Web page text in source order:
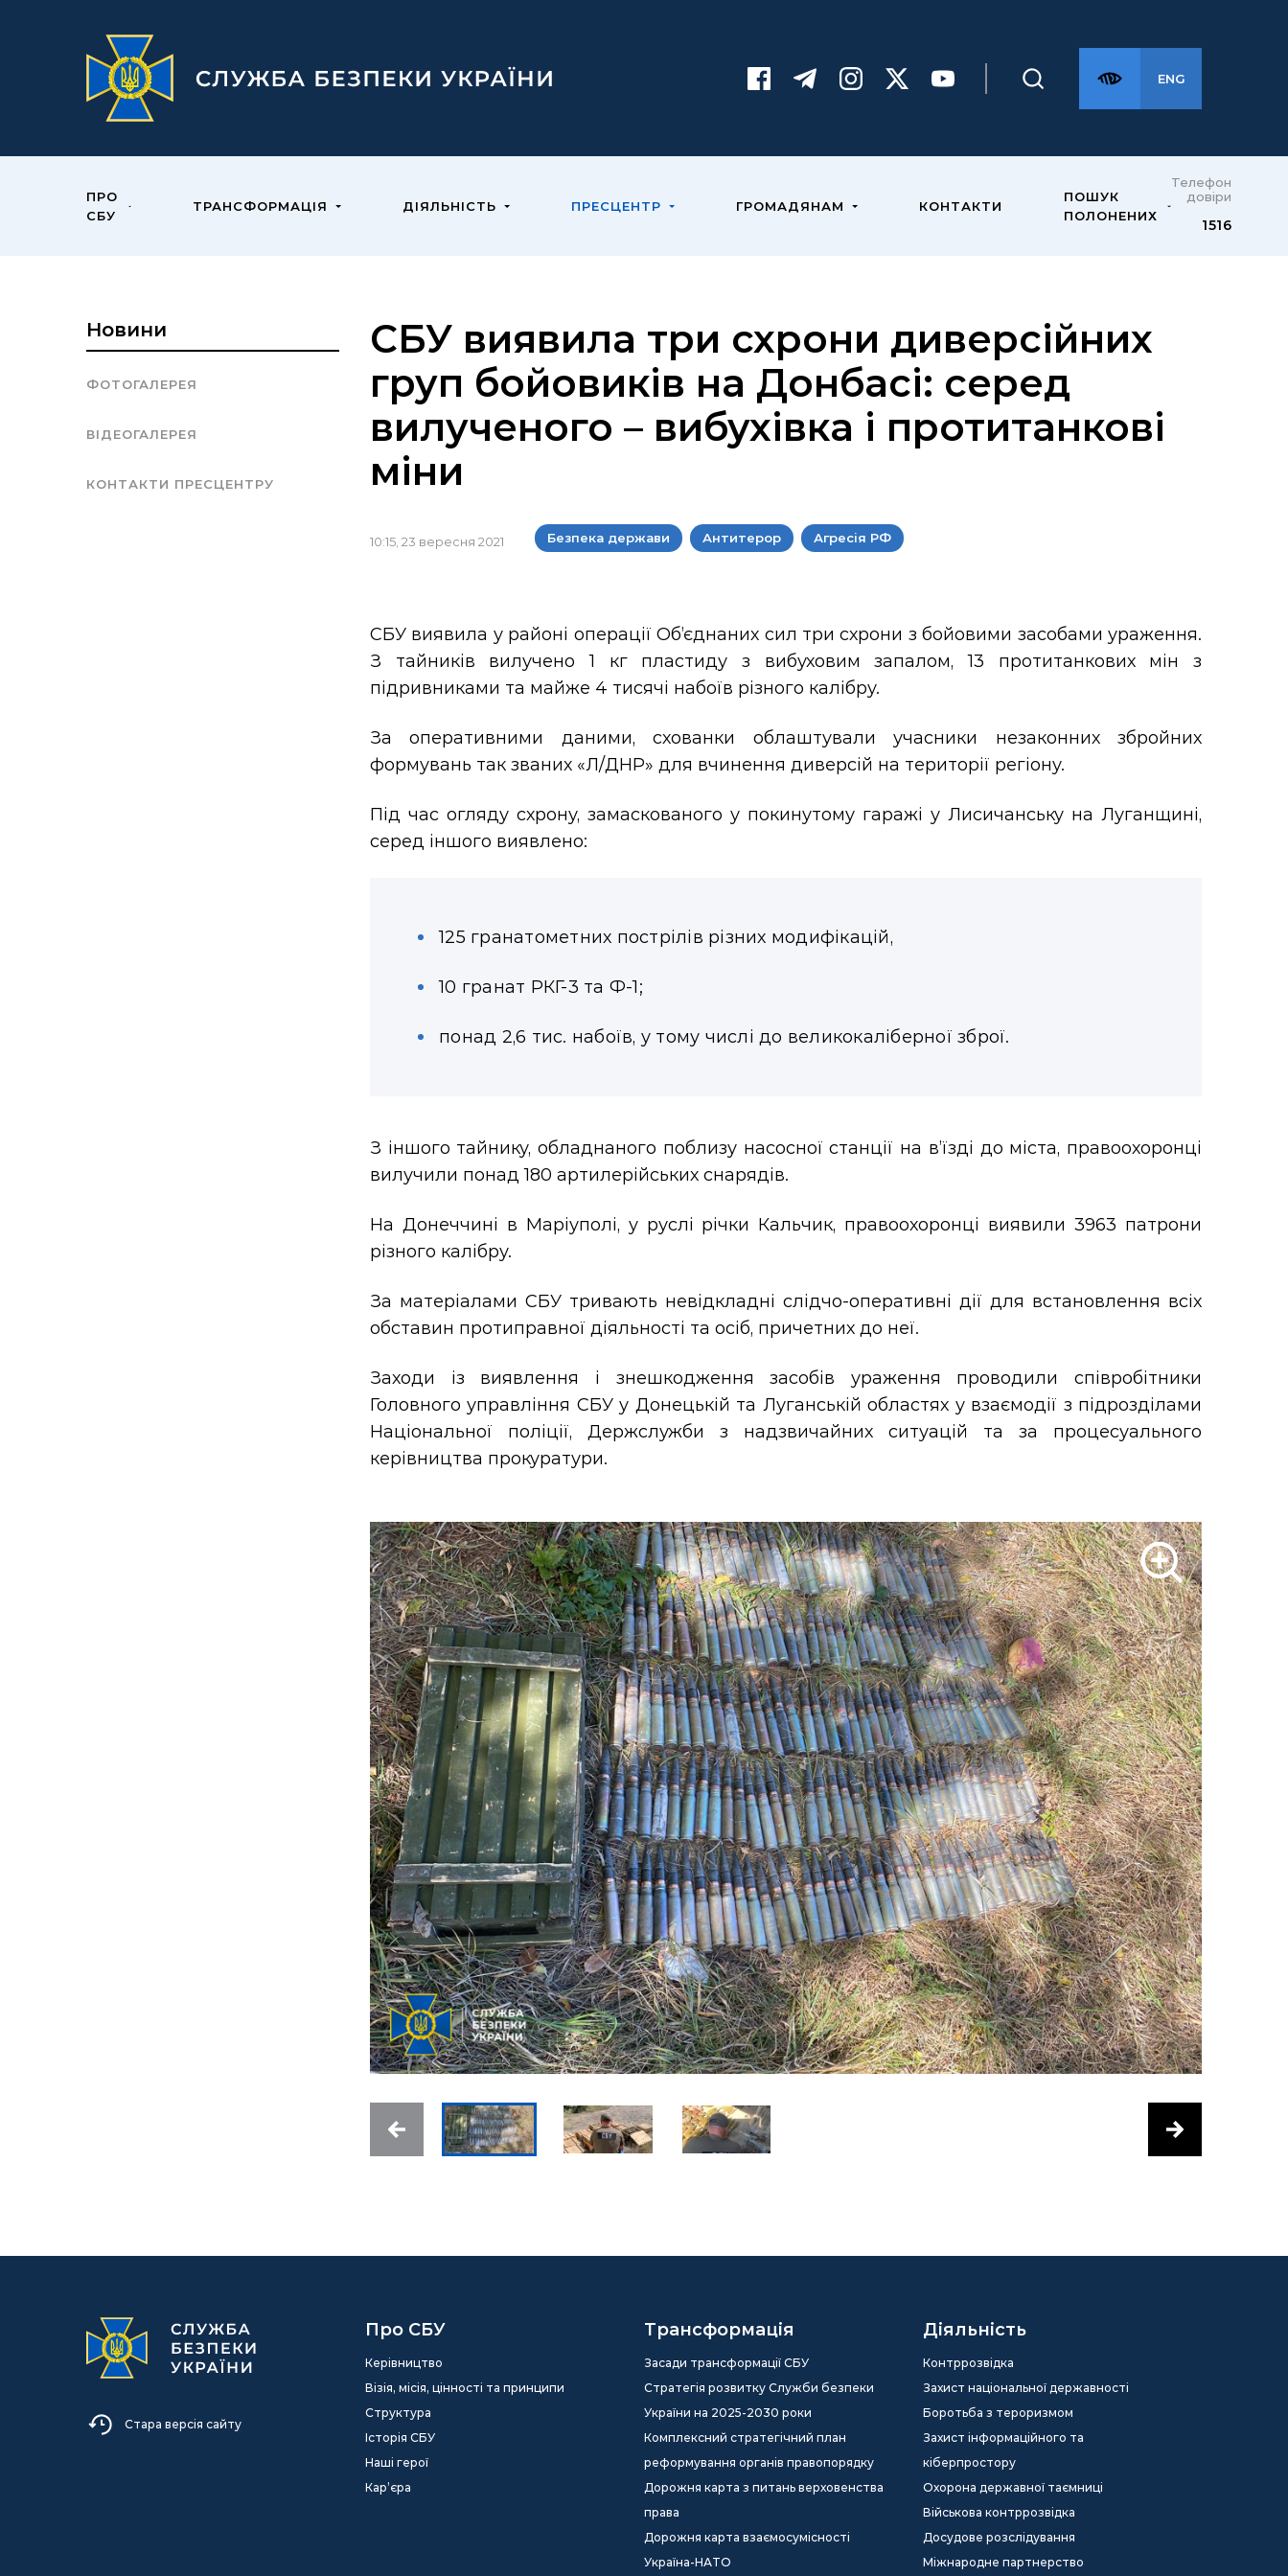
ENG
ПРО
СБУ
ТРАНСФОРМАЦІЯ ДІЯЛЬНІСТЬ ПРЕСЦЕНТР ГРОМАДЯНАМ КОНТАКТИ
ПОШУК
ПОЛОНЕНИХ
Телефон
довіри
1516
Новини
ФОТОГАЛЕРЕЯ
ВІДЕОГАЛЕРЕЯ
КОНТАКТИ ПРЕСЦЕНТРУ
СБУ виявила три схрони диверсійних
груп бойовиків на Донбасі: серед
вилученого – вибухівка і протитанкові
міни
10:15, 23 вересня 2021 Безпека держави Антитерор Агресія РФ
СБУ виявила у районі операції Об’єднаних сил три схрони з бойовими засобами ураження.
З тайників вилучено 1 кг пластиду з вибуховим запалом, 13 протитанкових мін з
підривниками та майже 4 тисячі набоїв різного калібру.
За оперативними даними, схованки облаштували учасники незаконних збройних
формувань так званих «Л/ДНР» для вчинення диверсій на території регіону.
Під час огляду схрону, замаскованого у покинутому гаражі у Лисичанську на Луганщині,
серед іншого виявлено:
125 гранатометних пострілів різних модифікацій,
10 гранат РКГ-3 та Ф-1;
понад 2,6 тис. набоїв, у тому числі до великокаліберної зброї.
З іншого тайнику, обладнаного поблизу насосної станції на в’їзді до міста, правоохоронці
вилучили понад 180 артилерійських снарядів.
На Донеччині в Маріуполі, у руслі річки Кальчик, правоохоронці виявили 3963 патрони
різного калібру.
За матеріалами СБУ тривають невідкладні слідчо-оперативні дії для встановлення всіх
обставин протиправної діяльності та осіб, причетних до неї.
Заходи із виявлення і знешкодження засобів ураження проводили співробітники
Головного управління СБУ у Донецькій та Луганській областях у взаємодії з підрозділами
Національної поліції, Держслужби з надзвичайних ситуацій та за процесуального
керівництва прокуратури.
Стара версія сайту
Про СБУ
Керівництво
Візія, місія, цінності та принципи
Структура
Історія СБУ
Наші герої
Кар’єра
Трансформація
Засади трансформації СБУ
Стратегія розвитку Служби безпеки
України на 2025-2030 роки
Комплексний стратегічний план
реформування органів правопорядку
Дорожня карта з питань верховенства
права
Дорожня карта взаємосумісності
Україна-НАТО
Діяльність
Контррозвідка
Захист національної державності
Боротьба з тероризмом
Захист інформаційного та
кіберпростору
Охорона державної таємниці
Військова контррозвідка
Досудове розслідування
Міжнародне партнерство